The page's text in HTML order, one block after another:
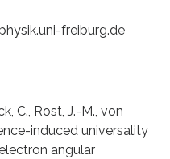
freiburg.de
C., Rost, J.-M., von
induced universality
angular